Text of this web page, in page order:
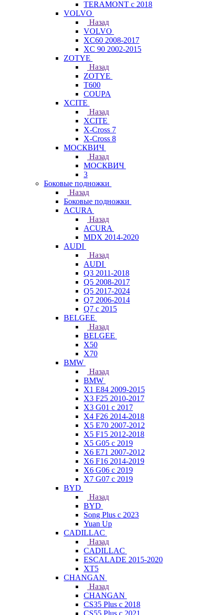
TERAMONT с 2018
VOLVO
Назад
VOLVO
XC60 2008-2017
XC 90 2002-2015
ZOTYE
Назад
ZOTYE
T600
COUPA
XCITE
Назад
XCITE
X-Cross 7
X-Cross 8
МОСКВИЧ
Назад
МОСКВИЧ
3
Боковые подножки
Назад
Боковые подножки
ACURA
Назад
ACURA
MDX 2014-2020
AUDI
Назад
AUDI
Q3 2011-2018
Q5 2008-2017
Q5 2017-2024
Q7 2006-2014
Q7 с 2015
BELGEE
Назад
BELGEE
X50
X70
BMW
Назад
BMW
X1 E84 2009-2015
X3 F25 2010-2017
X3 G01 с 2017
X4 F26 2014-2018
X5 E70 2007-2012
X5 F15 2012-2018
X5 G05 с 2019
X6 E71 2007-2012
X6 F16 2014-2019
X6 G06 с 2019
X7 G07 с 2019
BYD
Назад
BYD
Song Plus с 2023
Yuan Up
CADILLAC
Назад
CADILLAC
ESСALADE 2015-2020
XT5
CHANGAN
Назад
CHANGAN
CS35 Plus с 2018
CS55 Plus с 2021